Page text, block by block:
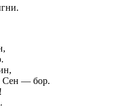
Сен — бор.